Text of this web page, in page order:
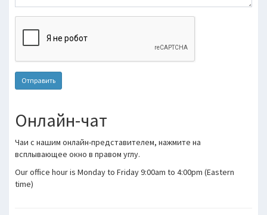
Отправить
Онлайн-чат
Чаи с нашим онлайн-представителем, нажмите на
всплывающее окно в правом углу.
Our office hour is Monday to Friday 9:00am to 4:00pm (Eastern
time)